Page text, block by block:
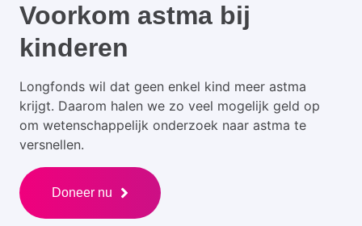
Voorkom astma bij
kinderen
Longfonds wil dat geen enkel kind meer astma
krijgt. Daarom halen we zo veel mogelijk geld op
om wetenschappelijk onderzoek naar astma te
versnellen.
Doneer nu